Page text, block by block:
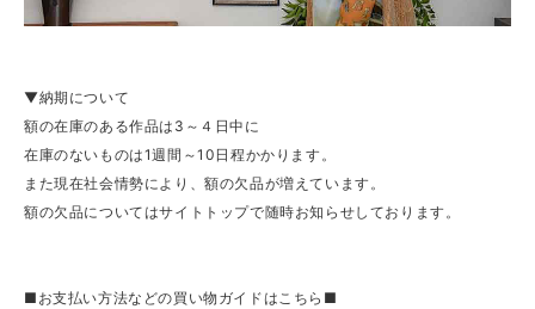
▼納期について
額の在庫のある作品は3～４日中に
在庫のないものは1週間～10日程かかります。
また現在社会情勢により、額の欠品が増えています。
額の欠品についてはサイトトップで随時お知らせしております。
■お支払い方法などの買い物ガイドはこちら■